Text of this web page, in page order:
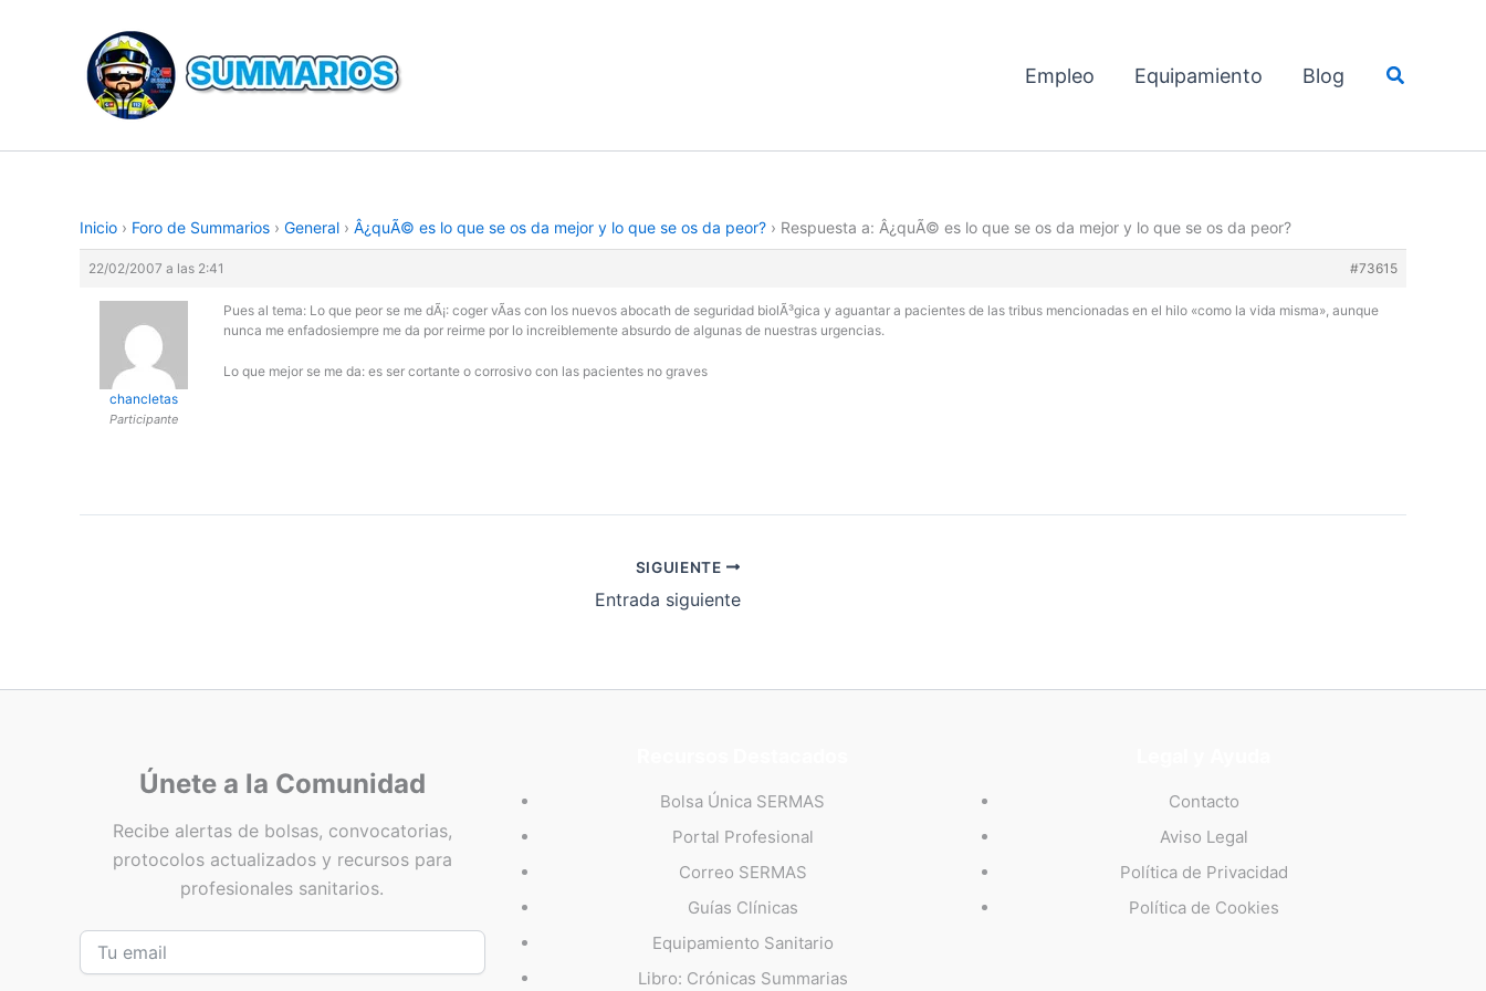
contenido
Empleo Equipamiento Blog Buscar
Inicio › Foro de Summarios › General › Â¿quÃ© es lo que se os da mejor y lo que se os da peor? › Respuesta a: Â¿quÃ© es lo que se os da mejor y lo que se os da peor?
22/02/2007 a las 2:41 #73615
chancletas
Participante
Pues al tema: Lo que peor se me dÃ¡: coger vÃ­as con los nuevos abocath de seguridad biolÃ³gica y aguantar a pacientes de las tribus mencionadas en el hilo «como la vida misma», aunque
nunca me enfadosiempre me da por reirme por lo increiblemente absurdo de algunas de nuestras urgencias.
Lo que mejor se me da: es ser cortante o corrosivo con las pacientes no graves
SIGUIENTE
Entrada siguiente
Únete a la Comunidad
Recibe alertas de bolsas, convocatorias,
protocolos actualizados y recursos para
profesionales sanitarios.
Bolsa Única SERMAS
Portal Profesional
Correo SERMAS
Guías Clínicas
Equipamiento Sanitario
Libro: Crónicas Summarias
Contacto
Aviso Legal
Política de Privacidad
Política de Cookies